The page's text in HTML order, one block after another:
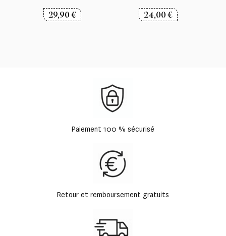
29,90€ 24,00€
Paiement 100 % sécurisé
Retour et remboursement gratuits